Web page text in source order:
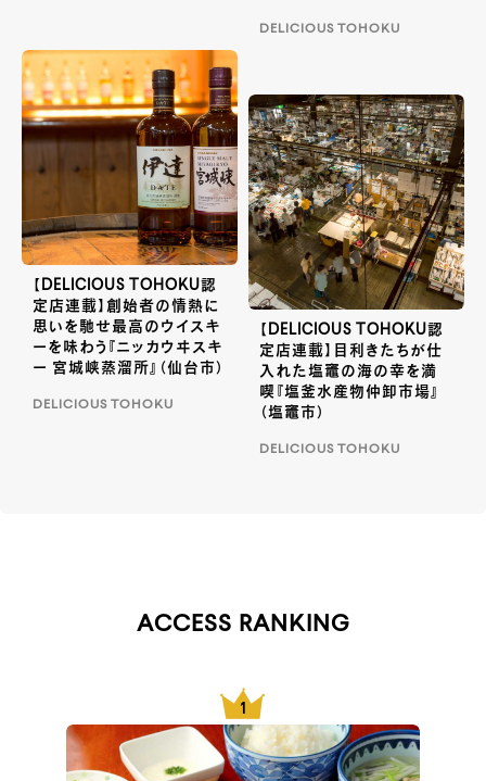
DELICIOUS TOHOKU
【DELICIOUS TOHOKU認
定店連載】創始者の情熱に
思いを馳せ最高のウイスキ
ーを味わう『ニッカウヰスキ
ー 宮城峡蒸溜所』（仙台市）
DELICIOUS TOHOKU
【DELICIOUS TOHOKU認
定店連載】目利きたちが仕
入れた塩竈の海の幸を満
喫『塩釜水産物仲卸市場』
（塩竈市）
DELICIOUS TOHOKU
ACCESS RANKING